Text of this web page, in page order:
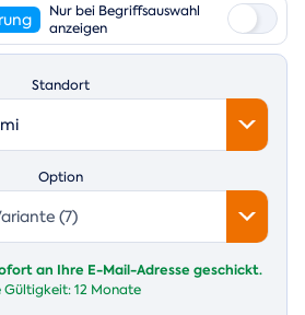
Nur bei Begriffsauswahl
anzeigen
Standort
Option
(7)
an Ihre E-Mail-Adresse geschickt.
Gültigkeit:12 Monate